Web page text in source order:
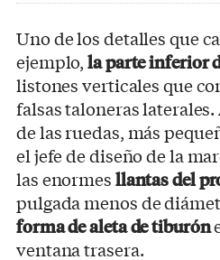
Uno de los detalles que
ejemplo,la parte inferior
listones verticales que
falsas taloneras
de las ruedas, más
el jefe de diseño de la
las enormesllantas del
pulgada menos de
forma de aleta de tiburón
ventana trasera.